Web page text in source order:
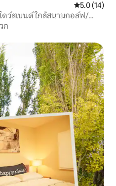
คะแนนเฉลี่ย
5.0 (14)
ดว์สเบนด์ ใกล้สนามกอล์ฟ/
ก